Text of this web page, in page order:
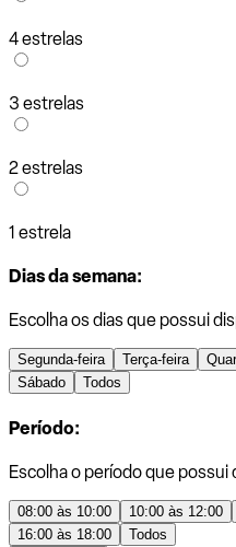
4 estrelas
3 estrelas
2 estrelas
1 estrela
Dias da semana:
Escolha os dias que possui
Segunda-feira Terça-feira
Sábado
Todos
Período:
Escolha o período que possui
08:00 às 10:00 10:00 às 12:00
16:00 às 18:00
Todos